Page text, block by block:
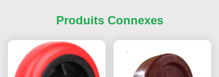
Produits Connexes